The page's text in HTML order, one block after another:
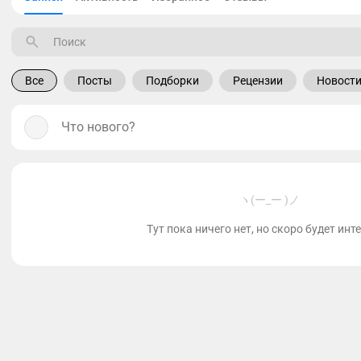
Все Посты Подборки Рецензии Новости
Что нового?
ヽ(ー_ー )ノ
Тут пока ничего нет, но скоро будет